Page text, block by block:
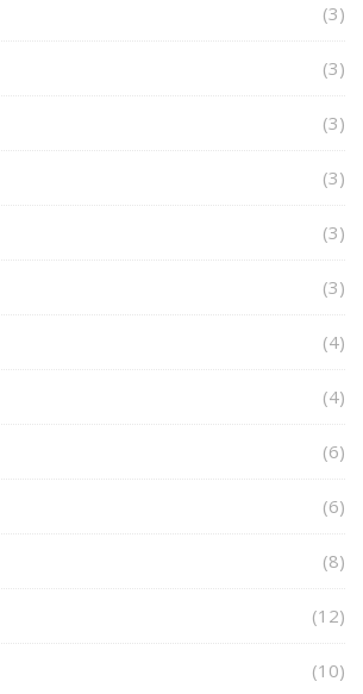
(3)
(3)
(3)
(3)
(3)
(3)
(4)
(4)
(6)
(6)
(8)
(12)
(10)